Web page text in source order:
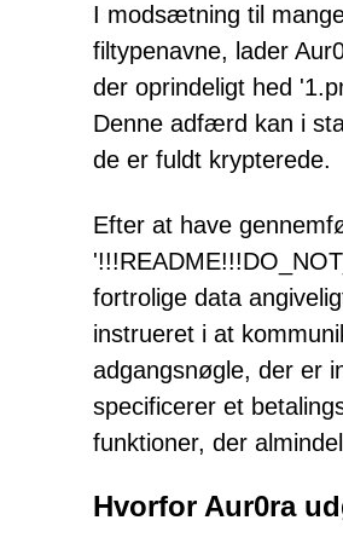
I modsætning til
filtypenavne, lader
der oprindeligt hed
Denne adfærd kan i
de er fuldt krypterede.
Efter at have
fortrolige data
instrueret i at
adgangsnøgle, der er
specificerer et
funktioner, der
Hvorfor Aur0ra